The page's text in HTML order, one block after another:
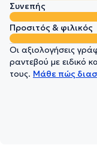
Συνεπής
Προσιτός & φιλικός
Οι αξιολογήσεις
ραντεβού με ειδικό
τους. Μάθε πώς